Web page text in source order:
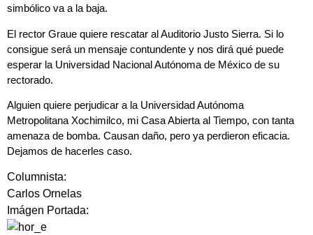
simbólico va a la baja.
El rector Graue quiere rescatar al Auditorio Justo Sierra. Si lo
consigue será un mensaje contundente y nos dirá qué puede
esperar la Universidad Nacional Autónoma de México de su
rectorado.
Alguien quiere perjudicar a la Universidad Autónoma
Metropolitana Xochimilco, mi Casa Abierta al Tiempo, con tanta
amenaza de bomba. Causan daño, pero ya perdieron eficacia.
Dejamos de hacerles caso.
Columnista:
Carlos Ornelas
Imágen Portada: